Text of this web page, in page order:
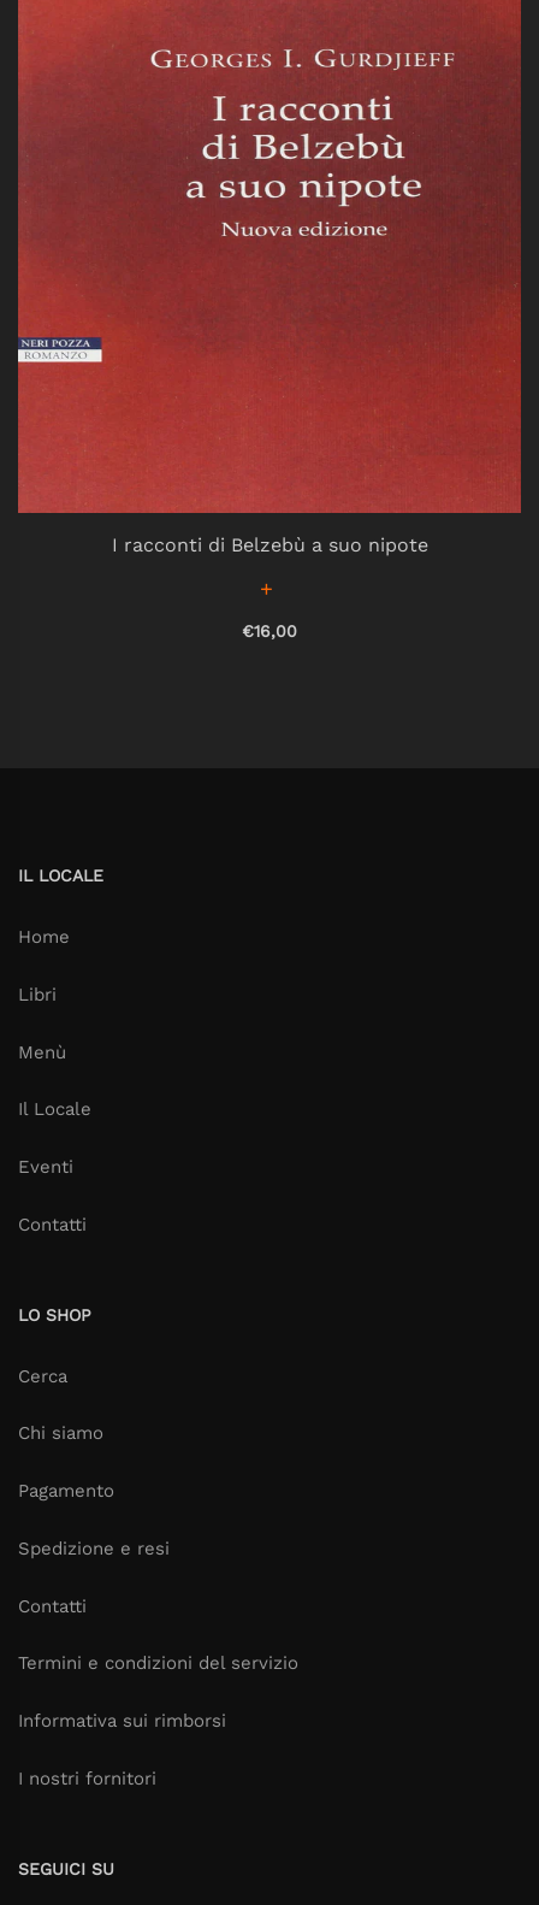
I racconti di Belzebù a suo nipote
€16,00
IL LOCALE
Home
Libri
Menù
Il Locale
Eventi
Contatti
LO SHOP
Cerca
Chi siamo
Pagamento
Spedizione e resi
Contatti
Termini e condizioni del servizio
Informativa sui rimborsi
I nostri fornitori
SEGUICI SU